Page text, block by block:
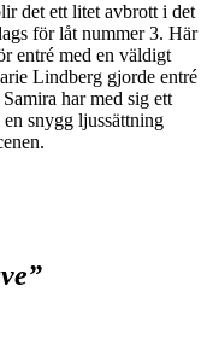
det ett litet avbrott i det
för låt nummer 3. Här
entré med en väldigt
Lindberg gjorde entré
har med sig ett
snygg ljussättning